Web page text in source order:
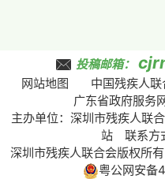
投稿邮箱：
网站地图 中国残疾人联
广东省政府服务
主办单位：深圳市残疾人联
站 联系方
深圳市残疾人联合会版权所
粤公网安